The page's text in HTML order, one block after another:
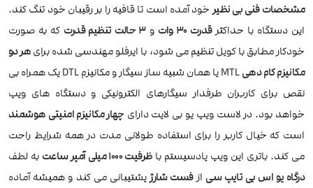
مشخصات فنی بی نظیرخود آمده است تا قافیه را بر رقیبان خود تنگ کند.
این دستگاه با حداکثرقدرت 30 وات و3 حالت تنظیم قدرت
که به صورت
خودکار مطابق با کویل تنظیم می شود، با ایرفلو مهندسی شده برایهر دو
مکانیزم کام دهی
MTL یا همان شبیه ساز سیگار و مکانیزم DTL یک همراه بی
نقص برای کاربران طرفدار سیگارهای الکترونیکی و دستگاه های ویپ
خواهد بود. در لاست ویپ یو بی لایت دارایچهار مکانیزم امنیتی هوشمند
است که خیال کاربر را برای استفاده طولانی مدت در همه شرایط راحت
می کند. باتری این ویپ پادسیستم با ظرفیت 1000 میلی آمپر ساعت
به لطف
درگاه یو اس بی تایپ سی ازفست شارژپشتیبانی می کند و همیشه آماده